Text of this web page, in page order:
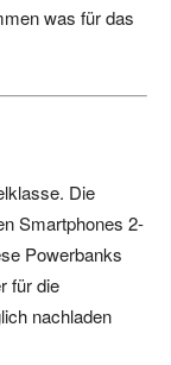
was für das
Die
Smartphones 2-
Powerbanks
für die
nachladen